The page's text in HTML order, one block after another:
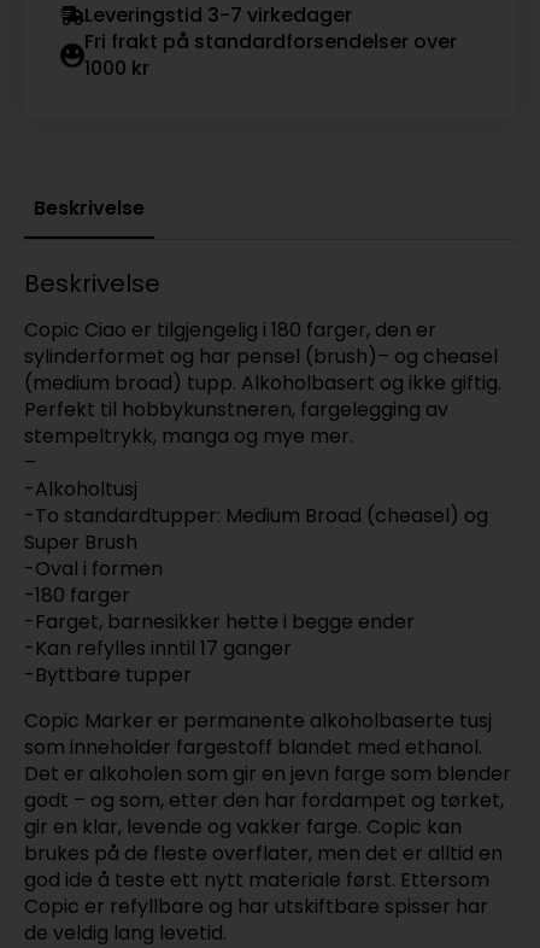
Leveringstid 3-7 virkedager
Fri frakt på standardforsendelser over
1000 kr
Beskrivelse
Beskrivelse
Copic Ciao er tilgjengelig i 180 farger, den er
sylinderformet og har pensel (brush)– og cheasel
(medium broad) tupp. Alkoholbasert og ikke giftig.
Perfekt til hobbykunstneren, fargelegging av
stempeltrykk, manga og mye mer.
–
-Alkoholtusj
-To standardtupper: Medium Broad (cheasel) og
Super Brush
-Oval i formen
-180 farger
-Farget, barnesikker hette i begge ender
-Kan refylles inntil 17 ganger
-Byttbare tupper
Copic Marker er permanente alkoholbaserte tusj
som inneholder fargestoff blandet med ethanol.
Det er alkoholen som gir en jevn farge som blender
godt – og som, etter den har fordampet og tørket,
gir en klar, levende og vakker farge. Copic kan
brukes på de fleste overflater, men det er alltid en
god ide å teste ett nytt materiale først. Ettersom
Copic er refyllbare og har utskiftbare spisser har
de veldig lang levetid.